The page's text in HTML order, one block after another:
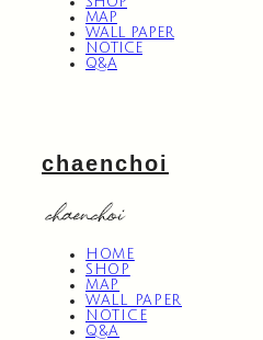
MAP
WALL PAPER
NOTICE
Q&A
chaenchoi
HOME
SHOP
MAP
WALL PAPER
NOTICE
Q&A